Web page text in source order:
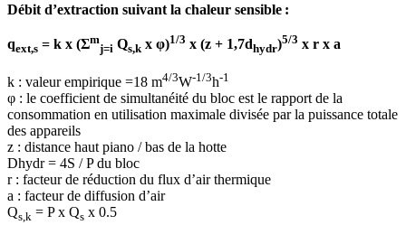
Débit d’extraction suivant la chaleur sensible :
qext,s = k x (Σm
j=i Qs,k x φ)1/3 x (z + 1,7dhydr)5/3 x r x a
k : valeur empirique =18 m4/3W-1/3h-1
φ : le coefficient de simultanéité du bloc est le rapport de la
consommation en utilisation maximale divisée par la puissance totale
des appareils
z : distance haut piano / bas de la hotte
Dhydr = 4S / P du bloc
r : facteur de réduction du flux d’air thermique
a : facteur de diffusion d’air
Qs,k = P x Qs x 0.5